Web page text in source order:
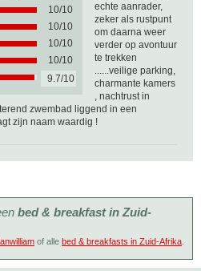
10/10
10/10
10/10
10/10
9.7/10
echte aanrader,
zeker als rustpunt
om daarna weer
verder op avontuur
te trekken
......veilige parking,
charmante kamers
, nachtrust in
zwembad liggend in een
zijn naam waardig !
bed & breakfast in Zuid-
of alle bed & breakfasts in Zuid-Afrika